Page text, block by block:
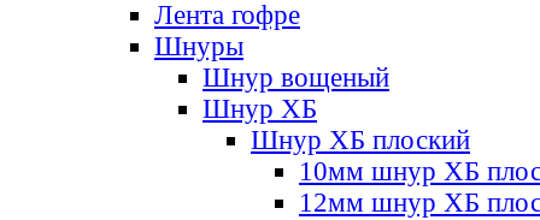
Лента гофре
Шнуры
Шнур вощеный
Шнур ХБ
Шнур ХБ плоский
10мм шнур ХБ
12мм шнур ХБ